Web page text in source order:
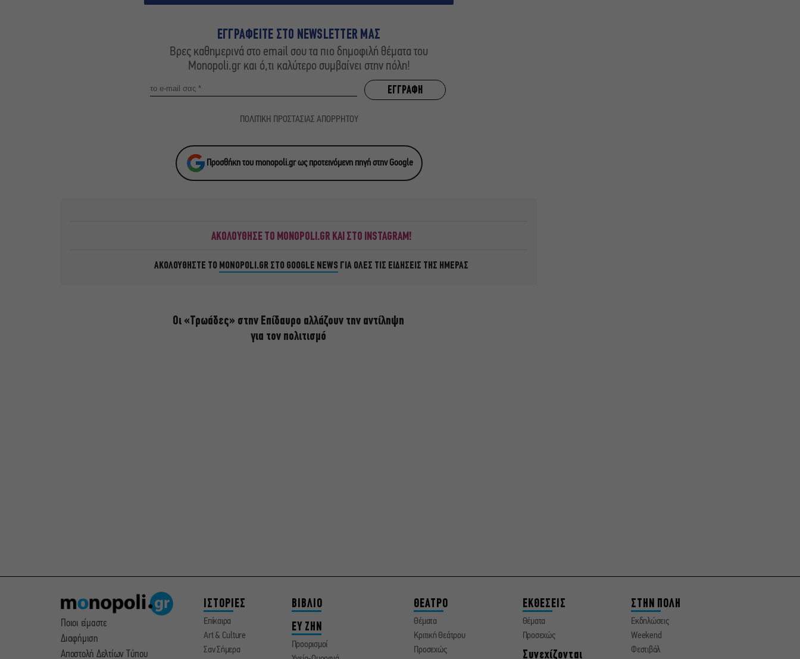
ΕΓΓΡΑΦΕΙΤΕ ΣΤΟ NEWSLETTER ΜΑΣ
Βρες καθημερινά στο email σου τα πιο δημοφιλή θέματα του
Monopoli.gr και ό,τι καλύτερο συμβαίνει στην πόλη!
ΠΟΛΙΤΙΚΗ ΠΡΟΣΤΑΣΙΑΣ ΑΠΟΡΡΗΤΟΥ
Προσθήκη του monopoli.gr ως προτεινόμενη πηγή στην Google
ΑΚΟΛΟΥΘΗΣΕ ΤΟ MONOPOLI.GR ΚΑΙ ΣΤΟ INSTAGRAM!
ΑΚΟΛΟΥΘΗΣΤΕ ΤΟ MONOPOLI.GR ΣΤΟ GOOGLE NEWS ΓΙΑ ΟΛΕΣ ΤΙΣ ΕΙΔΗΣΕΙΣ ΤΗΣ ΗΜΕΡΑΣ
Οι «Τρωάδες» στην Επίδαυρο αλλάζουν την αντίληψη
για τον πολιτισμό
Ποιοι είμαστε
Διαφήμιση
Αποστολή Δελτίων Τύπου
ΙΣΤΟΡΙΕΣ
Επίκαιρα
Art & Culture
Σαν Σήμερα
ΒΙΒΛΙΟ
ΕΥ ΖΗΝ
Προορισμοί
ΘΕΑΤΡΟ
Θέματα
Κριτική Θεάτρου
Προσεχώς
ΕΚΘΕΣΕΙΣ
Θέματα
Προσεχώς
Συνεχίζονται
ΣΤΗΝ ΠΟΛΗ
Εκδηλώσεις
Weekend
Φεστιβάλ